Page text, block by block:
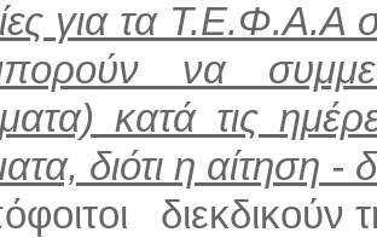
για τα Τ.Ε.Φ.Α.Α
να
κατά τις
διότι η αίτηση